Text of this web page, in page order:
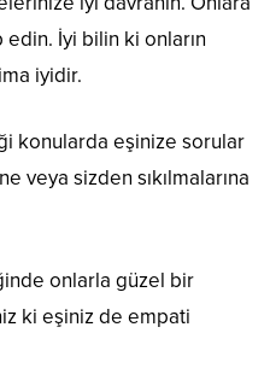
İyi bilin ki onların
iyidir.
konularda eşinize sorular
veya sizden sıkılmalarına
onlarla güzel bir
ki eşiniz de empati